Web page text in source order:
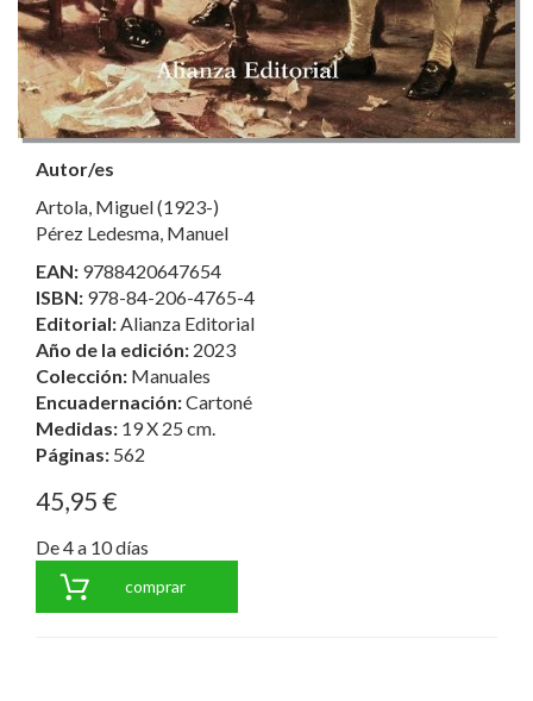
Autor/es
Artola, Miguel (1923-)
Pérez Ledesma, Manuel
EAN: 9788420647654
ISBN: 978-84-206-4765-4
Editorial: Alianza Editorial
Año de la edición: 2023
Colección: Manuales
Encuadernación:Cartoné
Medidas: 19 X 25 cm.
Páginas: 562
45,95 €
De 4 a 10 días
comprar